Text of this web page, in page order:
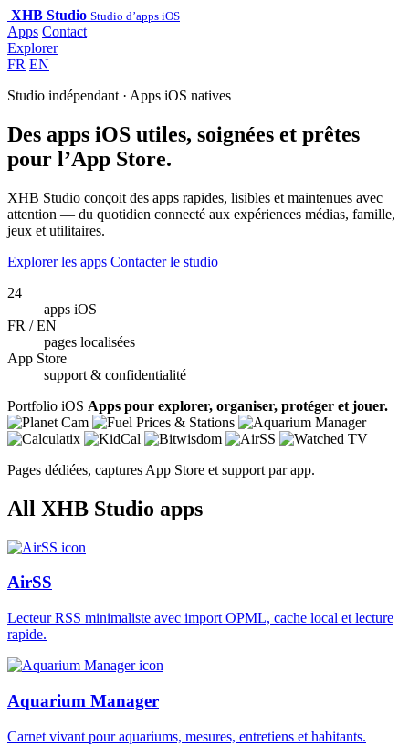
XHB Studio Studio d’apps iOS
Apps Contact
Explorer
FR EN
Studio indépendant · Apps iOS natives
Des apps iOS utiles, soignées et prêtes
pour l’App Store.
XHB Studio conçoit des apps rapides, lisibles et maintenues avec
attention — du quotidien connecté aux expériences médias, famille,
jeux et utilitaires.
Explorer les apps Contacter le studio
24
apps iOS
FR / EN
pages localisées
App Store
support & confidentialité
Portfolio iOS Apps pour explorer, organiser, protéger et jouer.
Pages dédiées, captures App Store et support par app.
All XHB Studio apps
AirSS
Lecteur RSS minimaliste avec import OPML, cache local et lecture
rapide.
Aquarium Manager
Carnet vivant pour aquariums, mesures, entretiens et habitants.